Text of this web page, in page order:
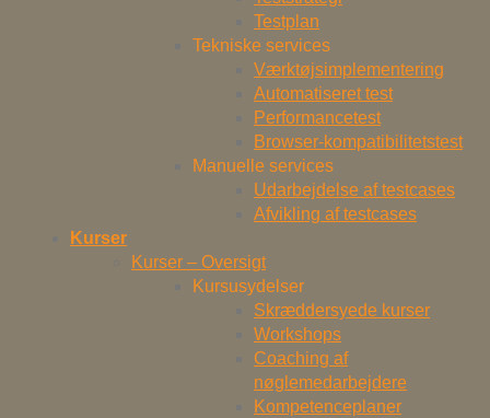
Testplan
Tekniske services
Værktøjsimplementering
Automatiseret test
Performancetest
Browser-kompatibilitetstest
Manuelle services
Udarbejdelse af testcases
Afvikling af testcases
Kurser
Kurser – Oversigt
Kursusydelser
Skræddersyede kurser
Workshops
Coaching af
nøglemedarbejdere
Kompetenceplaner